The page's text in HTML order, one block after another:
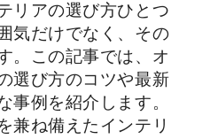
リアの選び方ひとつ
気だけでなく、その
。この記事では、オ
選び方のコツや最新
事例を紹介します。
兼ね備えたインテリ